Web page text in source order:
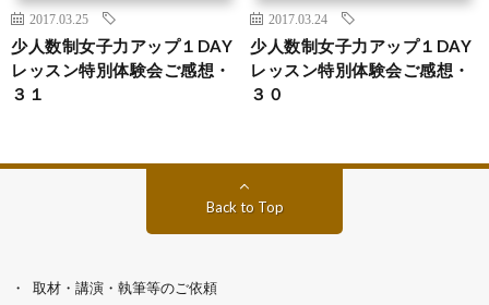
2017.03.25
少人数制女子力アップ１DAY
レッスン特別体験会ご感想・
３１
2017.03.24
少人数制女子力アップ１DAY
レッスン特別体験会ご感想・
３０
Back to Top
取材・講演・執筆等のご依頼